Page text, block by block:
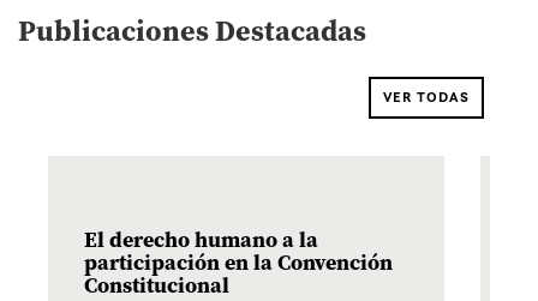
Publicaciones Destacadas
VER TODAS
El derecho humano a la
participación en la Convención
Constitucional